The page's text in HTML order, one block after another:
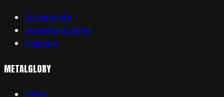
Vorberichte
Veranstaltungen
Galerien
METALGLORY
Team